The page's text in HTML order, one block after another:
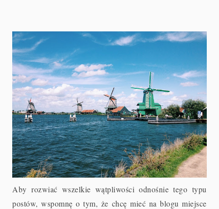
Aby rozwiać wszelkie wątpliwości odnośnie tego typu
postów, wspomnę o tym, że chcę mieć na blogu miejsce